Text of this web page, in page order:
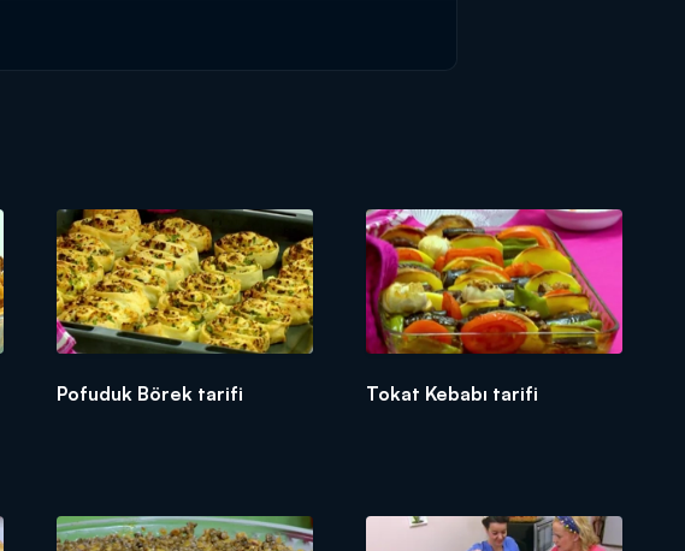
Pofuduk Börek tarifi Tokat Kebabı tarifi